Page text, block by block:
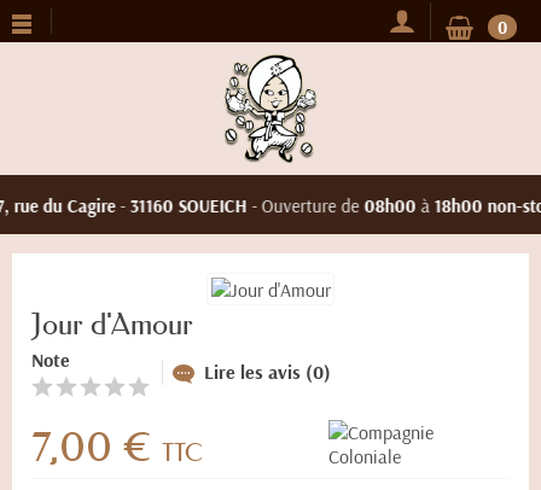
0
rue du Cagire-31160 SOUEICH- Ouverture de08h00à18h00 non-
Jour d'Amour
Note Lire les avis (0)
7,00 € TTC